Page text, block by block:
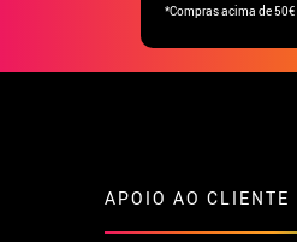
*Compras acima de 50€
APOIO AO CLIENTE